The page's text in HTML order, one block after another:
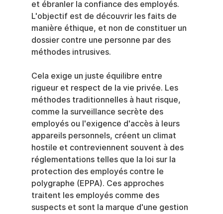
et ébranler la confiance des employés.
L'objectif est de découvrir les faits de
manière éthique, et non de constituer un
dossier contre une personne par des
méthodes intrusives.
Cela exige un juste équilibre entre
rigueur et respect de la vie privée. Les
méthodes traditionnelles à haut risque,
comme la surveillance secrète des
employés ou l'exigence d'accès à leurs
appareils personnels, créent un climat
hostile et contreviennent souvent à des
réglementations telles que la loi sur la
protection des employés contre le
polygraphe (EPPA). Ces approches
traitent les employés comme des
suspects et sont la marque d'une gestion